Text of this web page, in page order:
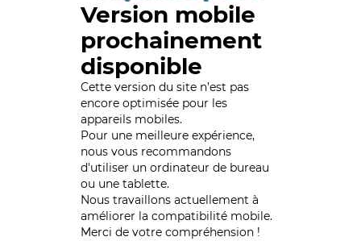
Version mobile
prochainement
disponible
Cette version du site n’est pas
encore optimisée pour les
appareils mobiles.
Pour une meilleure expérience,
nous vous recommandons
d'utiliser un ordinateur de bureau
ou une tablette.
Nous travaillons actuellement à
améliorer la compatibilité mobile.
Merci de votre compréhension !